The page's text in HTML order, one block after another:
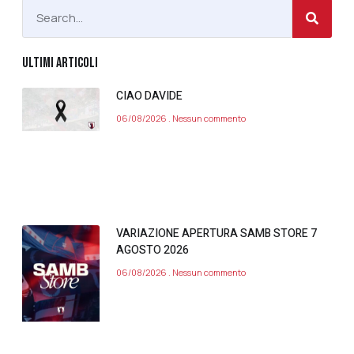
ULTIMI ARTICOLI
CIAO DAVIDE
06/08/2026 Nessun commento
VARIAZIONE APERTURA SAMB STORE 7
AGOSTO 2026
06/08/2026 Nessun commento